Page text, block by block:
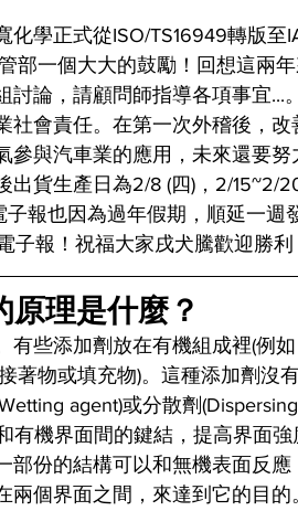
學正式從ISO/TS16949轉版至
部一個大大的鼓勵！回想這兩
討論，請顧問師指導各項事宜...
社會責任。在第一次外稽後，
參與汽車業的應用，未來還要
出貨生產日為2/8 (四)，2/15~2/
報也因為過年假期，順延一週
子報！祝福大家戌犬騰歡迎勝
理是什麼？
些添加劑放在有機組成裡(例
著物或填充物)。這種添加劑沒
agent)或分散劑
有機界面間的鍵結，提高界面
部份的結構可以和無機表面反
兩個界面之間，來達到它的目